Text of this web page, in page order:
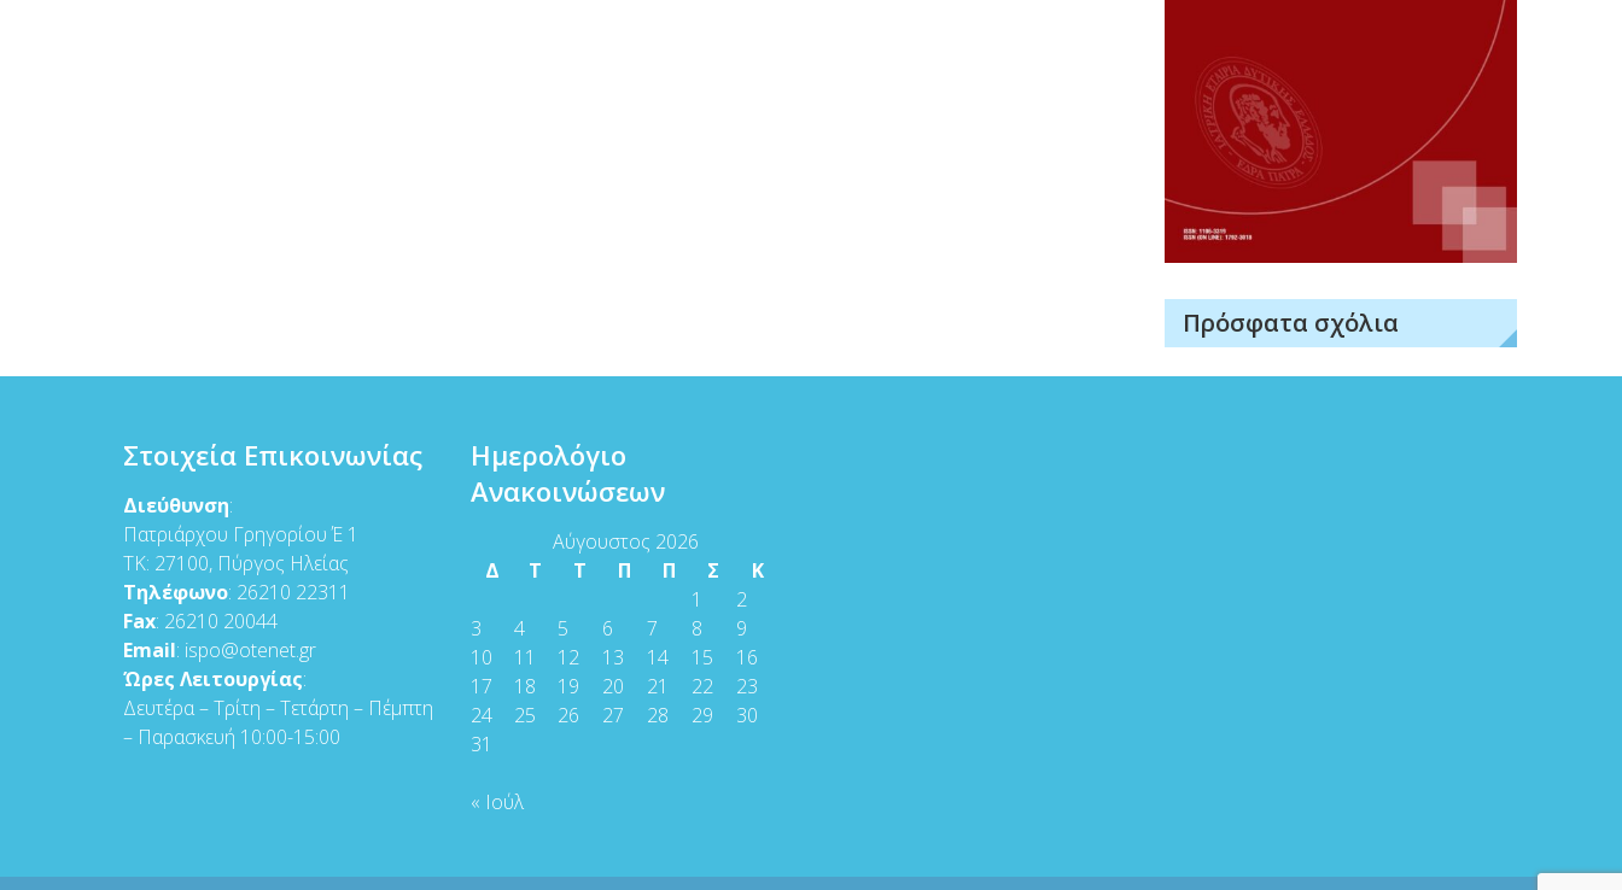
Πρόσφατα σχόλια
Στοιχεία Επικοινωνίας
Διεύθυνση:
Πατριάρχου Γρηγορίου Έ 1
ΤΚ: 27100, Πύργος Ηλείας
Τηλέφωνο: 26210 22311
Fax: 26210 20044
Email: ispo@otenet.gr
Ώρες Λειτουργίας:
Δευτέρα – Τρίτη – Τετάρτη – Πέμπτη
– Παρασκευή 10:00-15:00
Ημερολόγιο
Ανακοινώσεων
Αύγουστος 2026
Δ
Τ Τ Π Π Σ
Κ
1
2
3
4 5 6 7 8
9
10
11 12 13 14 15
16
17
18 19 20 21 22
23
24
25 26 27 28 29
30
31
« Ιούλ